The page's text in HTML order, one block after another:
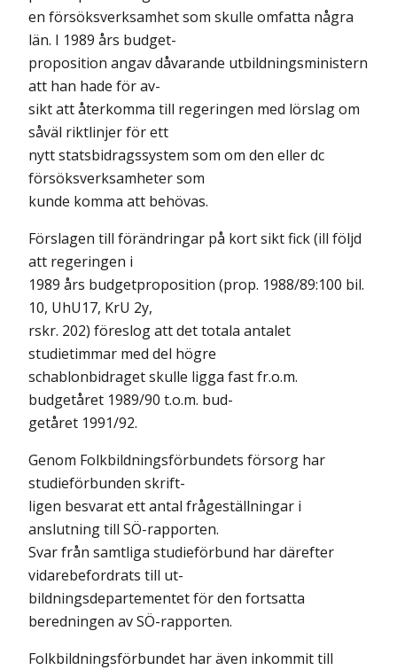
en försöksverksamhet som skulle omfatta några
län. I 1989 års budget-
proposition angav dåvarande utbildningsministern
att han hade för av-
sikt att återkomma till regeringen med lörslag om
såväl riktlinjer för ett
nytt statsbidragssystem som om den eller dc
försöksverksamheter som
kunde komma att behövas.
Förslagen till förändringar på kort sikt fick (ill följd
att regeringen i
1989 års budgetproposition (prop. 1988/89:100 bil.
10, UhU17, KrU 2y,
rskr. 202) föreslog att det totala antalet
studietimmar med del högre
schablonbidraget skulle ligga fast fr.o.m.
budgetåret 1989/90 t.o.m. bud-
getåret 1991/92.
Genom Folkbildningsförbundets försorg har
studieförbunden skrift-
ligen besvarat ett antal frågeställningar i
anslutning till SÖ-rapporten.
Svar från samtliga studieförbund har därefter
vidarebefordrats till ut-
bildningsdepartementet för den fortsatta
beredningen av SÖ-rapporten.
Folkbildningsförbundet har även inkommit till